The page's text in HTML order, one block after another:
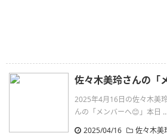
佐々木美玲さんの「
2025年4月16日の佐々木美
んの「メンバーへ😊」本日 ...
2025/04/16
佐々木美